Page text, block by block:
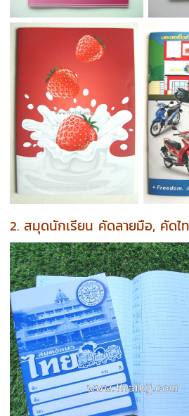
2. สมุดนักเรียน คัดลายมือ, คัด